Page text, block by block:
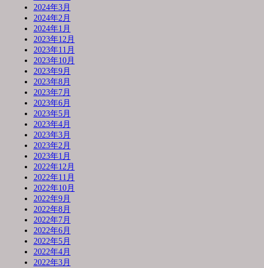
2024年3月
2024年2月
2024年1月
2023年12月
2023年11月
2023年10月
2023年9月
2023年8月
2023年7月
2023年6月
2023年5月
2023年4月
2023年3月
2023年2月
2023年1月
2022年12月
2022年11月
2022年10月
2022年9月
2022年8月
2022年7月
2022年6月
2022年5月
2022年4月
2022年3月